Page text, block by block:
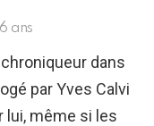
ans
dans
par Yves Calvi
lui, même si les